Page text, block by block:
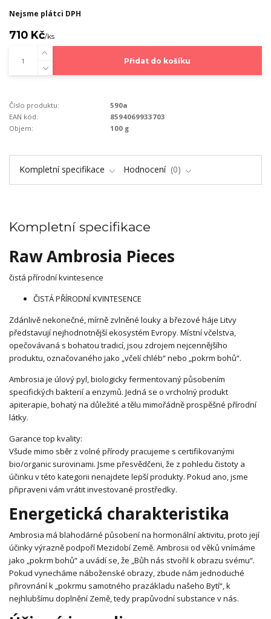
Nejsme plátci DPH
710 Kč/ks
Přidat do košíku
Číslo produktu:
590a
EAN kód:
8594069933703
Objem:
100 g
Kompletní specifikace Hodnocení 0
Kompletní specifikace
Raw Ambrosia Pieces
čistá přírodní kvintesence
ČISTÁ PŘÍRODNÍ KVINTESENCE
Zdánlivě nekonečné, mírně zvlněné louky a březové háje Litvy
představují nejhodnotnější ekosystém Evropy. Místní včelstva,
opečovávaná s bohatou tradicí, jsou zdrojem nejcennějšího
produktu, označovaného jako „včelí chléb“ nebo „pokrm bohů“.
Ambrosia je úlový pyl, biologicky fermentovaný působením
specifických bakterií a enzymů. Jedná se o vrcholný produkt
apiterapie, bohatý na důležité a tělu mimořádně prospěšné přírodní
látky.
Garance top kvality:
Všude mimo sběr z volné přírody pracujeme s certifikovanými
bio/organic surovinami. Jsme přesvědčeni, že z pohledu čistoty a
účinku v této kategorii nenajdete lepší produkty. Pokud ano, jsme
připraveni vám vrátit investované prostředky.
Energetická charakteristika
Ambrosia má blahodárné působení na hormonální aktivitu, proto její
účinky výrazně podpoří Mezidobí Země. Ambrosii od věků vnímáme
jako „pokrm bohů“ a uvádí se, že „Bůh nás stvořil k obrazu svému“.
Pokud vynecháme náboženské obrazy, zbude nám jednoduché
přirovnání k „pokrmu samotného prazákladu našeho Bytí“, k
nejhlubšímu doplnění Země, tedy prapůvodní substance v nás.